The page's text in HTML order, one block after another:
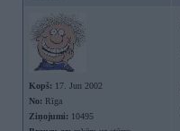
Kopš: 17. Jun 2002
No: Rīga
Ziņojumi: 10495